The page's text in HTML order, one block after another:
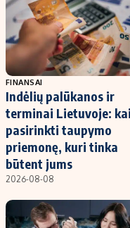
FINANSAI
Indėlių palūkanos ir
terminai Lietuvoje:
pasirinkti taupymo
priemonę, kuri tinka
būtent jums
2026-08-08